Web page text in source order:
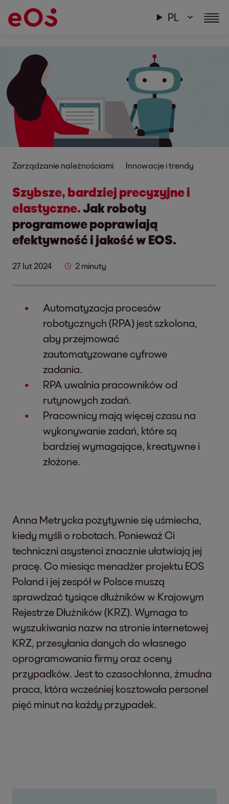
PL
Zarządzanie należnościami Innowacje i trendy
Szybsze, bardziej precyzyjne i
elastyczne.Jak roboty
programowe poprawiają
efektywność i jakość w EOS.
27 lut 2024 2 minuty
Automatyzacja procesów
robotycznych (RPA) jest szkolona,
aby przejmować
zautomatyzowane cyfrowe
zadania.
RPA uwalnia pracowników od
rutynowych zadań.
Pracownicy mają więcej czasu na
wykonywanie zadań, które są
bardziej wymagające, kreatywne i
złożone.
Anna Metrycka pozytywnie się uśmiecha,
kiedy myśli o robotach. Ponieważ Ci
techniczni asystenci znacznie ułatwiają jej
pracę. Co miesiąc menadżer projektu EOS
Poland i jej zespół w Polsce muszą
sprawdzać tysiące dłużników w Krajowym
Rejestrze Dłużników (KRZ). Wymaga to
wyszukiwania nazw na stronie internetowej
KRZ, przesyłania danych do własnego
oprogramowania firmy oraz oceny
przypadków. Jest to czasochłonna, żmudna
praca, która wcześniej kosztowała personel
pięć minut na każdy przypadek.